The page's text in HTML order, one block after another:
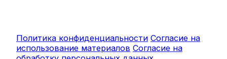
Политика конфиденциальности Согласие на
использование материалов Согласие на